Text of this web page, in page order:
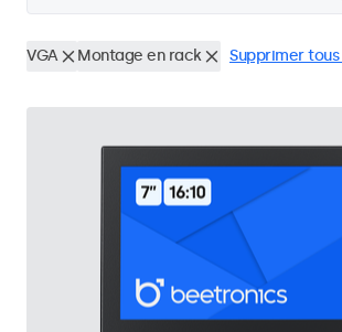
VGA Montage en rack Supprimer